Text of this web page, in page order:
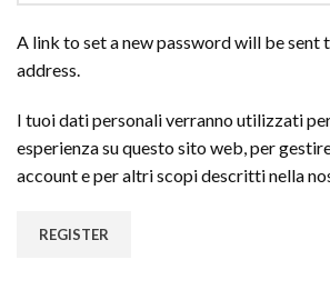
A link to set a new password will be sent
address.
I tuoi dati personali verranno utilizzati
esperienza su questo sito web, per
account e per altri scopi descritti nella
REGISTER